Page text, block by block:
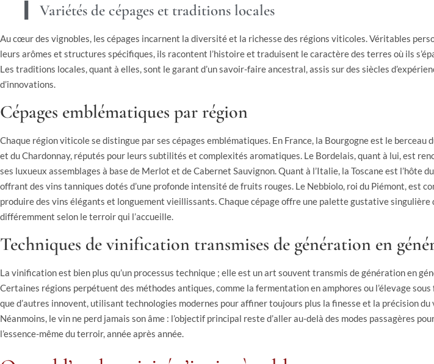
Variétés de cépages et traditions locales
Au cœur des vignobles, les cépages incarnent la diversité et la richesse des régions viticoles. Véritables
leurs arômes et structures spécifiques, ils racontent l’histoire et traduisent le caractère des terres où ils
Les traditions locales, quant à elles, sont le garant d’un savoir-faire ancestral, assis sur des siècles
d’innovations.
Cépages emblématiques par région
Chaque région viticole se distingue par ses cépages emblématiques. En France, la Bourgogne est le berceau
et du Chardonnay, réputés pour leurs subtilités et complexités aromatiques. Le Bordelais, quant à lui, est
ses luxueux assemblages à base de Merlot et de Cabernet Sauvignon. Quant à l’Italie, la Toscane est l’hôte
offrant des vins tanniques dotés d’une profonde intensité de fruits rouges. Le Nebbiolo, roi du Piémont, est
produire des vins élégants et longuement vieillissants. Chaque cépage offre une palette gustative singulière
différemment selon le terroir qui l’accueille.
Techniques de vinification transmises de génération en
La vinification est bien plus qu’un processus technique ; elle est un art souvent transmis de génération en
Certaines régions perpétuent des méthodes antiques, comme la fermentation en amphores ou l’élevage sous
que d’autres innovent, utilisant technologies modernes pour affiner toujours plus la finesse et la précision du
Néanmoins, le vin ne perd jamais son âme : l’objectif principal reste d’aller au-delà des modes passagères
l’essence-même du terroir, année après année.